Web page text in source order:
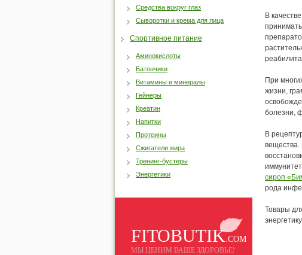
В
При
жизни,
болезни,
В
вещества.
сироп
рода
Товары
Средства вокруг глаз
Сыворотки и крема для лица
Спортивное питание
Аминокислоты
Батончики
Витамины и минералы
Гейнеры
Креатин
Напитки
Протеины
Сжигатели жира
Тренинг-бустеры
Энергетики
FITOBUTIK.COM
МЫ ЦЕНИМ ВАШЕ ЗДОРОВЬЕ!